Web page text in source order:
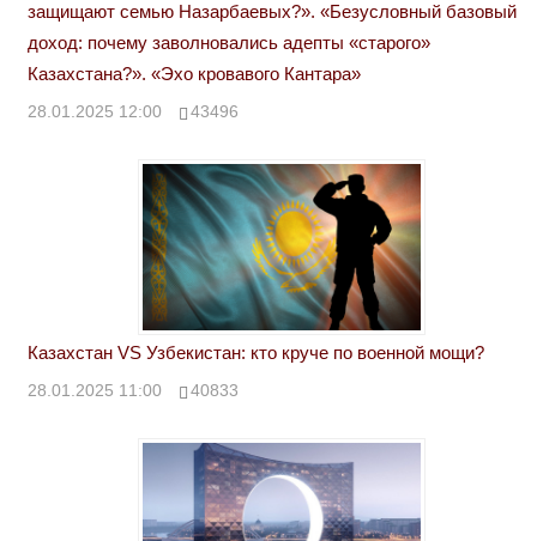
защищают семью Назарбаевых?». «Безусловный базовый
доход: почему заволновались адепты «старого»
Казахстана?». «Эхо кровавого Кантара»
28.01.2025 12:00 43496
Казахстан VS Узбекистан: кто круче по военной мощи?
28.01.2025 11:00 40833